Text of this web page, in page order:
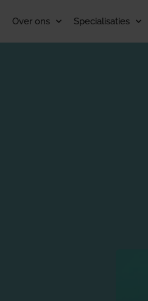
Over ons Specialisaties